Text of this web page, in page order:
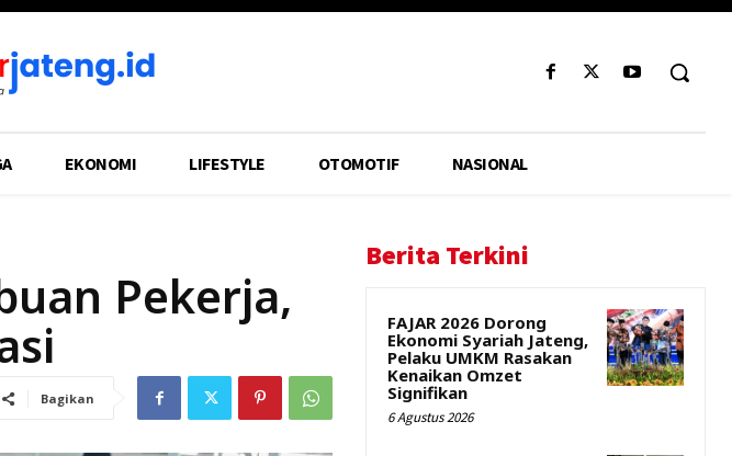
EKONOMI LIFESTYLE OTOMOTIF NASIONAL
Pekerja,
Bagikan
Berita Terkini
FAJAR 2026 Dorong
Ekonomi Syariah Jateng,
Pelaku UMKM Rasakan
Kenaikan Omzet
Signifikan
6 Agustus 2026